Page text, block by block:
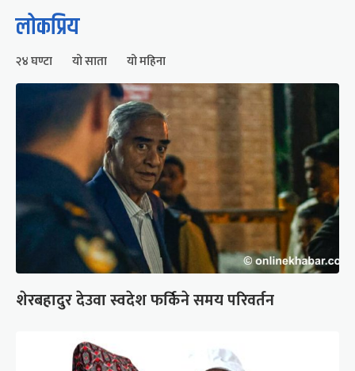
लोकप्रिय
२४ घण्टा यो साता यो महिना
शेरबहादुर देउवा स्वदेश फर्किने समय परिवर्तन